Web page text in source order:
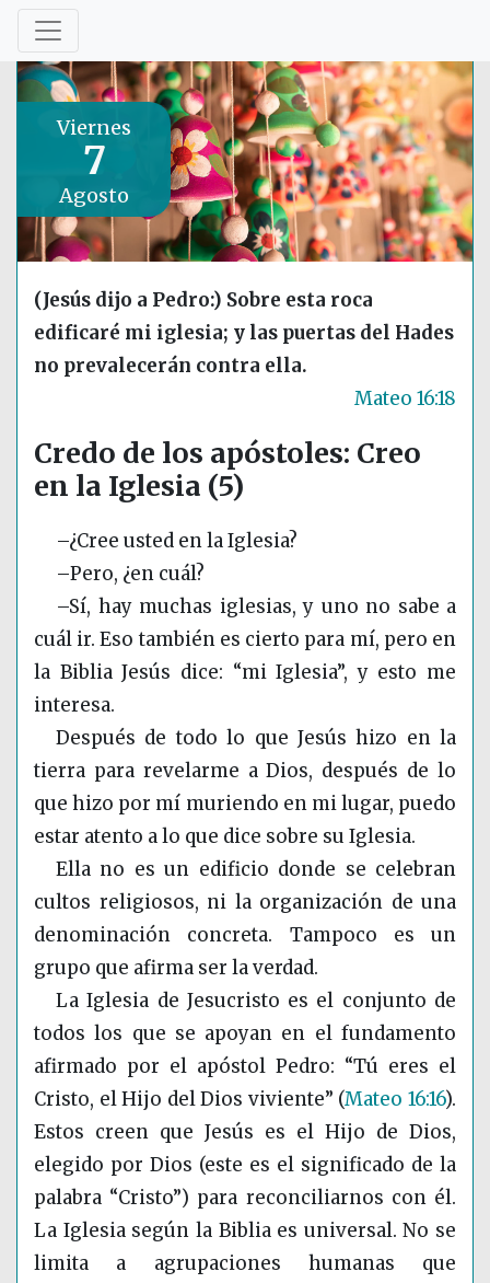
Viernes
7
Agosto
(Jesús dijo a Pedro:) Sobre esta roca
edificaré mi iglesia; y las puertas del Hades
no prevalecerán contra ella.
Mateo 16:18
Credo de los apóstoles: Creo
en la Iglesia (5)
–¿Cree usted en la Iglesia?
–Pero, ¿en cuál?
–Sí, hay muchas iglesias, y uno no sabe a
cuál ir. Eso también es cierto para mí, pero en
la Biblia Jesús dice: “mi Iglesia”, y esto me
interesa.
Después de todo lo que Jesús hizo en la
tierra para revelarme a Dios, después de lo
que hizo por mí muriendo en mi lugar, puedo
estar atento a lo que dice sobre su Iglesia.
Ella no es un edificio donde se celebran
cultos religiosos, ni la organización de una
denominación concreta. Tampoco es un
grupo que afirma ser la verdad.
La Iglesia de Jesucristo es el conjunto de
todos los que se apoyan en el fundamento
afirmado por el apóstol Pedro: “Tú eres el
Cristo, el Hijo del Dios viviente” (Mateo 16:16).
Estos creen que Jesús es el Hijo de Dios,
elegido por Dios (este es el significado de la
palabra “Cristo”) para reconciliarnos con él.
La Iglesia según la Biblia es universal. No se
limita a agrupaciones humanas que